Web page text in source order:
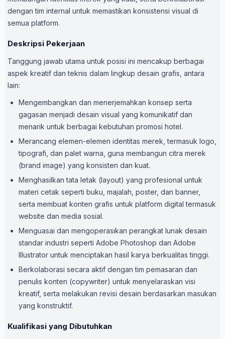
dengan tim internal untuk memastikan konsistensi visual di
semua platform.
Deskripsi Pekerjaan
Tanggung jawab utama untuk posisi ini mencakup berbagai
aspek kreatif dan teknis dalam lingkup desain grafis, antara
lain:
Mengembangkan dan menerjemahkan konsep serta
gagasan menjadi desain visual yang komunikatif dan
menarik untuk berbagai kebutuhan promosi hotel.
Merancang elemen-elemen identitas merek, termasuk logo,
tipografi, dan palet warna, guna membangun citra merek
(brand image) yang konsisten dan kuat.
Menghasilkan tata letak (layout) yang profesional untuk
materi cetak seperti buku, majalah, poster, dan banner,
serta membuat konten grafis untuk platform digital termasuk
website dan media sosial.
Menguasai dan mengoperasikan perangkat lunak desain
standar industri seperti Adobe Photoshop dan Adobe
Illustrator untuk menciptakan hasil karya berkualitas tinggi.
Berkolaborasi secara aktif dengan tim pemasaran dan
penulis konten (copywriter) untuk menyelaraskan visi
kreatif, serta melakukan revisi desain berdasarkan masukan
yang konstruktif.
Kualifikasi yang Dibutuhkan